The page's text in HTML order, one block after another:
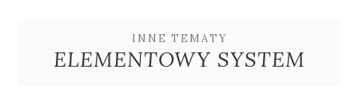
INNE TEMATY
ELEMENTOWY SYSTEM